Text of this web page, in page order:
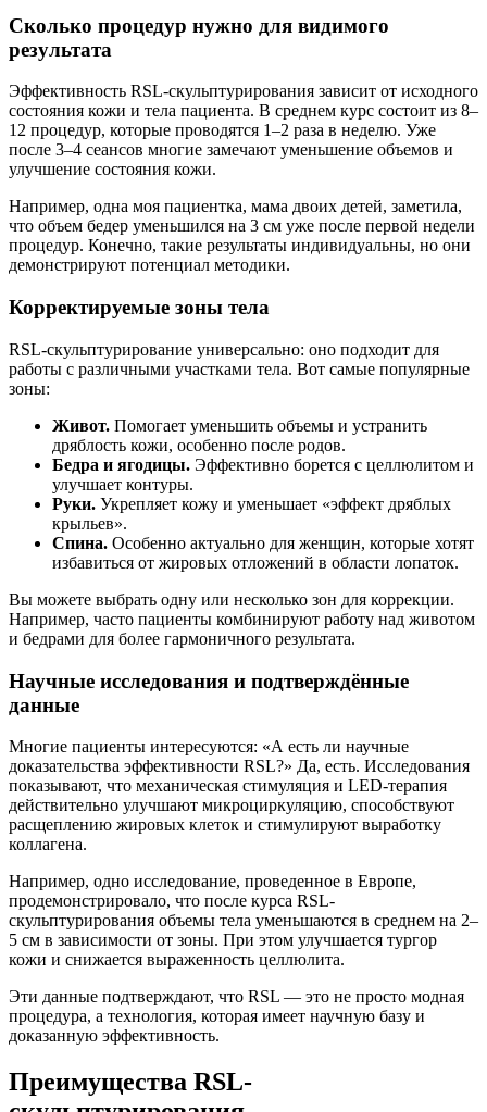
Сколько процедур нужно для видимого
результата
Эффективность RSL-скульптурирования зависит от исходного
состояния кожи и тела пациента. В среднем курс состоит из 8–
12 процедур, которые проводятся 1–2 раза в неделю. Уже
после 3–4 сеансов многие замечают уменьшение объемов и
улучшение состояния кожи.
Например, одна моя пациентка, мама двоих детей, заметила,
что объем бедер уменьшился на 3 см уже после первой недели
процедур. Конечно, такие результаты индивидуальны, но они
демонстрируют потенциал методики.
Корректируемые зоны тела
RSL-скульптурирование универсально: оно подходит для
работы с различными участками тела. Вот самые популярные
зоны:
Живот. Помогает уменьшить объемы и устранить
дряблость кожи, особенно после родов.
Бедра и ягодицы. Эффективно борется с целлюлитом и
улучшает контуры.
Руки. Укрепляет кожу и уменьшает «эффект дряблых
крыльев».
Спина. Особенно актуально для женщин, которые хотят
избавиться от жировых отложений в области лопаток.
Вы можете выбрать одну или несколько зон для коррекции.
Например, часто пациенты комбинируют работу над животом
и бедрами для более гармоничного результата.
Научные исследования и подтверждённые
данные
Многие пациенты интересуются: «А есть ли научные
доказательства эффективности RSL?» Да, есть. Исследования
показывают, что механическая стимуляция и LED-терапия
действительно улучшают микроциркуляцию, способствуют
расщеплению жировых клеток и стимулируют выработку
коллагена.
Например, одно исследование, проведенное в Европе,
продемонстрировало, что после курса RSL-
скульптурирования объемы тела уменьшаются в среднем на 2–
5 см в зависимости от зоны. При этом улучшается тургор
кожи и снижается выраженность целлюлита.
Эти данные подтверждают, что RSL — это не просто модная
процедура, а технология, которая имеет научную базу и
доказанную эффективность.
Преимущества RSL-